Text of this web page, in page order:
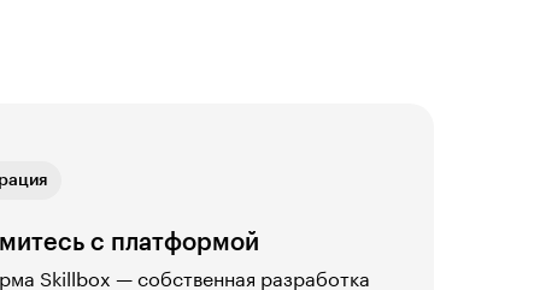
связь
с платформой
Skillbox — собственная разработка
связь